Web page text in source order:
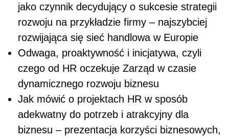
jako czynnik decydujący o sukcesie strategii
rozwoju na przykładzie firmy – najszybciej
rozwijająca się sieć handlowa w Europie
Odwaga, proaktywność i inicjatywa, czyli
czego od HR oczekuje Zarząd w czasie
dynamicznego rozwoju biznesu
Jak mówić o projektach HR w sposób
adekwatny do potrzeb i atrakcyjny dla
biznesu – prezentacja korzyści biznesowych,